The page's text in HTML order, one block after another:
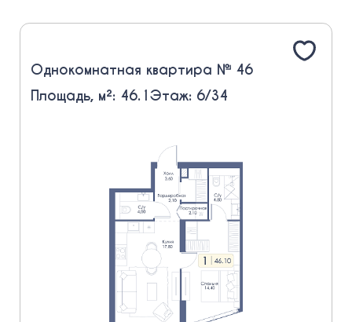
Однокомнатная квартира № 46
Площадь, м²: 46.1Этаж: 6/34